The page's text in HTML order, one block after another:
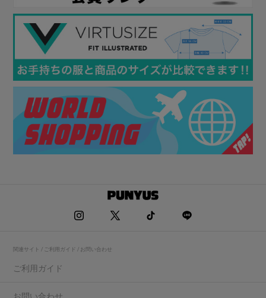
関連サイト / ご利用ガイド / お問い合わせ
ご利用ガイド